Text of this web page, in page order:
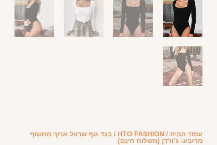
עמוד הבית /
HTO FASHION / בגד גוף שרוול ארוך מחשוף
מרובע- ג’ורדן (משלוח חינם)